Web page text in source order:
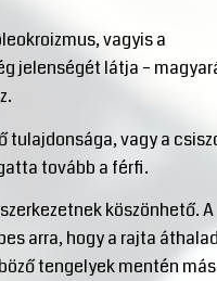
vagyis a
jelenségét látja –
tulajdonsága, vagy a
tovább a férfi.
köszönhető. A
arra, hogy a rajta
tengelyek mentén